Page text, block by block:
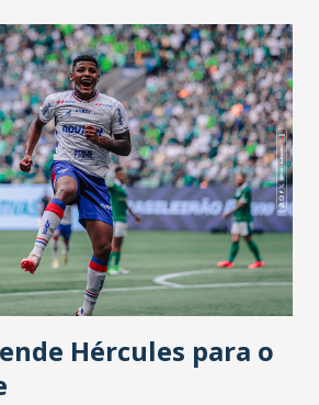
2024, o evento promete ser ainda
a participação ativa da CDL Jovem
Pensando Bem, que contam com o
e doadores para viabilizar a ação. -
importante para todos nós da CDL
falando de um gesto simples,
para essas famílias. O Natal é uma
e queremos que todos os
de contribuir com um momento
Hércules para o